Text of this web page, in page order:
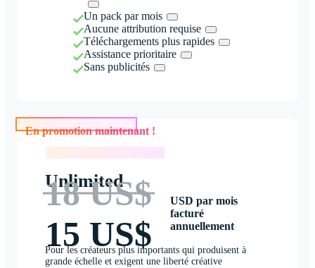
Un pack par mois
Aucune attribution requise
Téléchargements plus rapides
Assistance prioritaire
Sans publicités
En promotion maintenant !
Unlimited
18 US$
15 US$
USD par mois
facturé
annuellement
Pour les créateurs plus importants qui produisent à
grande échelle et exigent une liberté créative